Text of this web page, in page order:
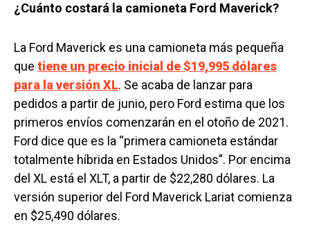
¿Cuánto costará la camioneta Ford Maverick?
La Ford Maverick es una camioneta más pequeña
que tiene un precio inicial de $19,995 dólares
para la versión XL. Se acaba de lanzar para
pedidos a partir de junio, pero Ford estima que los
primeros envíos comenzarán en el otoño de 2021.
Ford dice que es la “primera camioneta estándar
totalmente híbrida en Estados Unidos”. Por encima
del XL está el XLT, a partir de $22,280 dólares. La
versión superior del Ford Maverick Lariat comienza
en $25,490 dólares.